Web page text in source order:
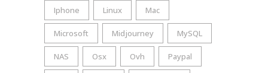
Iphone Linux Mac
Microsoft Midjourney MySQL
NAS Osx Ovh Paypal